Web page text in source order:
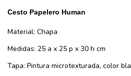
Cesto Papelero Human
Material: Chapa
Medidas: 25 a x 25 p x 30 h cm
Tapa: Pintura microtexturada, color